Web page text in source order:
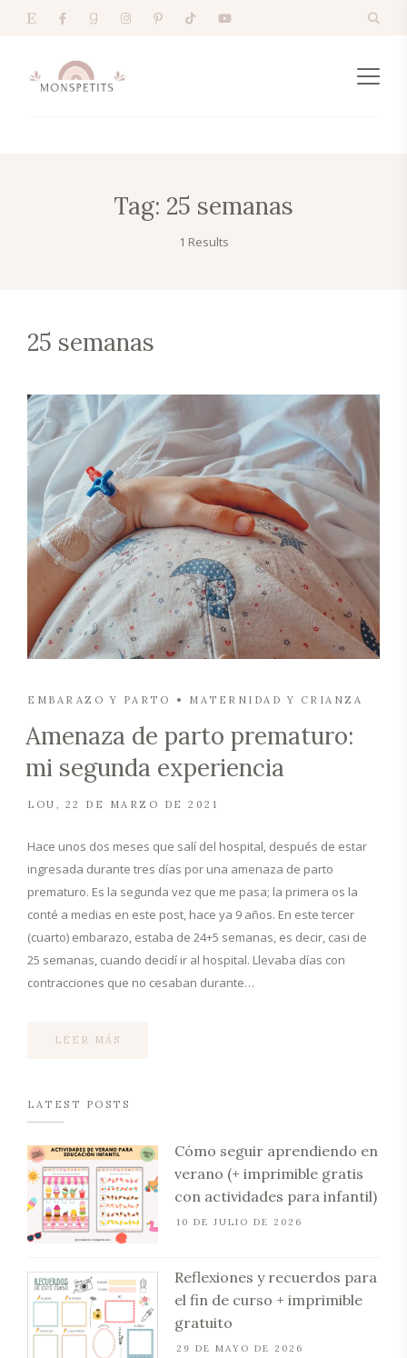
Tag: 25 semanas
1 Results
25 semanas
EMBARAZO Y PARTO MATERNIDAD Y CRIANZA
Amenaza de parto prematuro:
mi segunda experiencia
LOU 22 DE MARZO DE 2021
Hace unos dos meses que salí del hospital, después de estar
ingresada durante tres días por una amenaza de parto
prematuro. Es la segunda vez que me pasa; la primera os la
conté a medias en este post, hace ya 9 años. En este tercer
(cuarto) embarazo, estaba de 24+5 semanas, es decir, casi de
25 semanas, cuando decidí ir al hospital. Llevaba días con
contracciones que no cesaban durante…
LEER MÁS
LATEST POSTS
Cómo seguir aprendiendo en
verano (+ imprimible gratis
con actividades para infantil)
10 DE JULIO DE 2026
Reflexiones y recuerdos para
el fin de curso + imprimible
gratuito
29 DE MAYO DE 2026